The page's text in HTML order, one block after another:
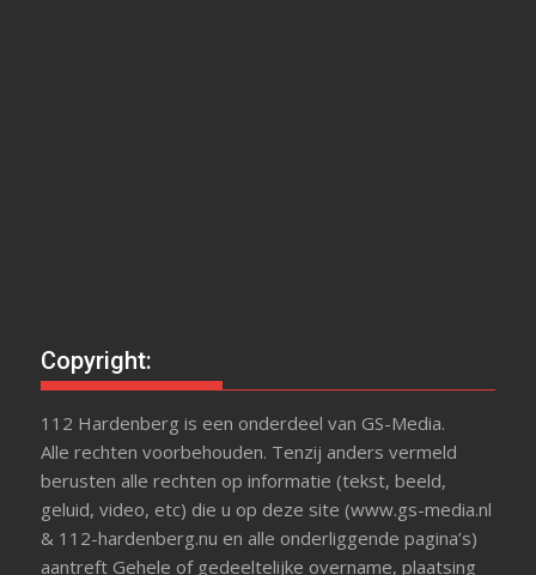
Copyright:
112 Hardenberg is een onderdeel van GS-Media.
Alle rechten voorbehouden. Tenzij anders vermeld
berusten alle rechten op informatie (tekst, beeld,
geluid, video, etc) die u op deze site (www.gs-media.nl
& 112-hardenberg.nu en alle onderliggende pagina’s)
aantreft Gehele of gedeeltelijke overname, plaatsing